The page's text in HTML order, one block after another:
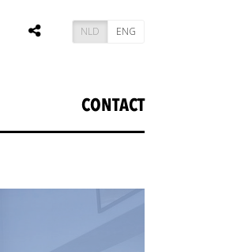
NLD ENG
CONTACT